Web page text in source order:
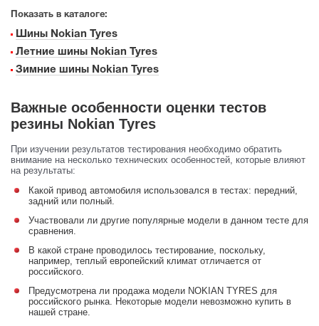
Показать в каталоге:
Шины Nokian Tyres
Летние шины Nokian Tyres
Зимние шины Nokian Tyres
Важные особенности оценки тестов
резины Nokian Tyres
При изучении результатов тестирования необходимо обратить
внимание на несколько технических особенностей, которые влияют
на результаты:
Какой привод автомобиля использовался в тестах: передний,
задний или полный.
Участвовали ли другие популярные модели в данном тесте для
сравнения.
В какой стране проводилось тестирование, поскольку,
например, теплый европейский климат отличается от
российского.
Предусмотрена ли продажа модели NOKIAN TYRES для
российского рынка. Некоторые модели невозможно купить в
нашей стране.